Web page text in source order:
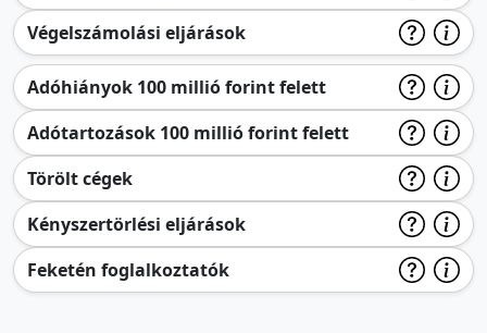
Végelszámolási eljárások
Adóhiányok 100 millió forint felett
Adótartozások 100 millió forint felett
Törölt cégek
Kényszertörlési eljárások
Feketén foglalkoztatók